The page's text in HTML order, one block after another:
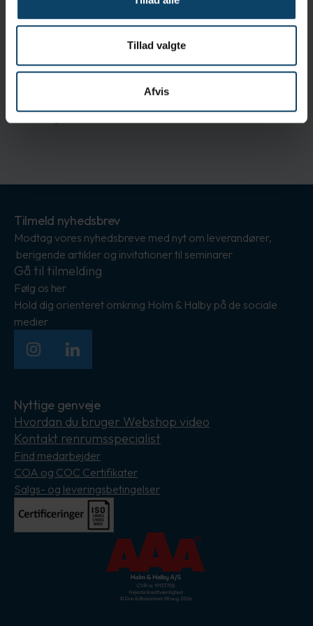
Tillad valgte
Afvis
ISO 9001:2015
Tilmeld nyhedsbrev
Modtag vores nyhedsbreve med nyt om leverandører,
berigende artikler og invitationer til seminarer
Gå til tilmelding
Følg os her
Hold dig orienteret omkring Holm & Halby på de sociale
medier
InstagramLinkedIn
Nyttige genveje
Hvordan du bruger Webshop video
Kontakt renrumsspecialist
Find medarbejder
COA og COC Certifikater
Salgs- og leveringsbetingelser